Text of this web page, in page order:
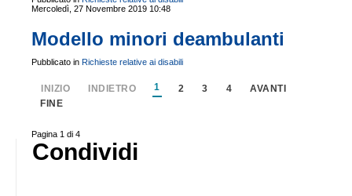
Mercoledì, 27 Novembre 2019 10:48
Modello minori deambulanti
Pubblicato in Richieste relative ai disabili
INIZIO INDIETRO 1 2 3 4
AVANTI
FINE
Pagina 1 di 4
Condividi